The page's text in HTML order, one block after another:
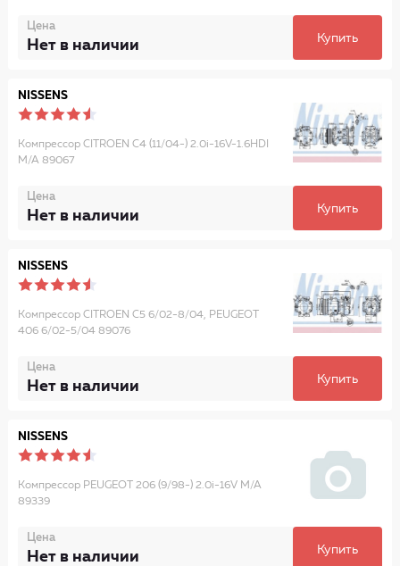
Цена
Нет в наличии Купить
NISSENS
Компрессор CITROEN C4 (11/04-) 2.0i-16V-1.6HDI
M/A 89067
Цена
Нет в наличии Купить
NISSENS
Компрессор CITROEN C5 6/02-8/04, PEUGEOT
406 6/02-5/04 89076
Цена
Нет в наличии Купить
NISSENS
Компрессор PEUGEOT 206 (9/98-) 2.0i-16V M/A
89339
Цена
Нет в наличии Купить